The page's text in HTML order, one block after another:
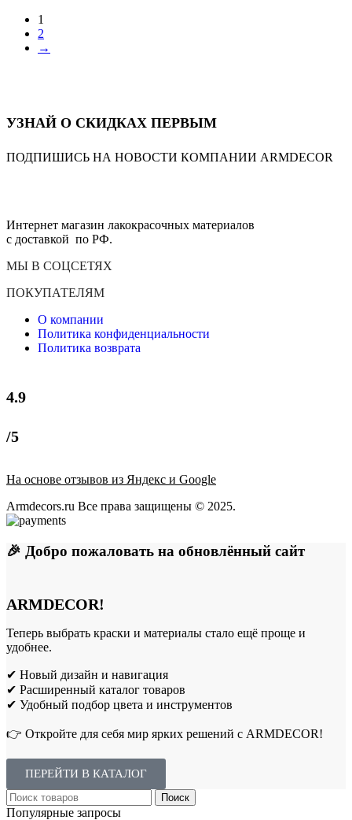
1
2
→
УЗНАЙ О СКИДКАХ ПЕРВЫМ
ПОДПИШИСЬ НА НОВОСТИ КОМПАНИИ ARMDECOR
Интернет магазин лакокрасочных материалов
с доставкой по РФ.
МЫ В СОЦСЕТЯХ
ПОКУПАТЕЛЯМ
О компании
Политика конфиденциальности
Политика возврата
4.9
/5
На основе отзывов из Яндекс и Google
Armdecors.ru Все права защищены © 2025. ​
🎉 Добро пожаловать на обновлённый сайт
ARMDECOR!
Теперь выбрать краски и материалы стало ещё проще и
удобнее.
✔ Новый дизайн и навигация
✔ Расширенный каталог товаров
✔ Удобный подбор цвета и инструментов
👉 Откройте для себя мир ярких решений с ARMDECOR!
ПЕРЕЙТИ В КАТАЛОГ
Поиск
Популярные запросы